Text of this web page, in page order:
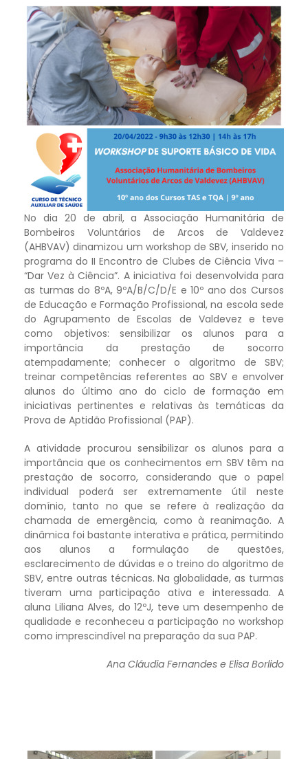
No dia 20 de abril, a Associação Humanitária de
Bombeiros Voluntários de Arcos de Valdevez
(AHBVAV) dinamizou um workshop de SBV, inserido no
programa do II Encontro de Clubes de Ciência Viva –
“Dar Vez à Ciência”. A iniciativa foi desenvolvida para
as turmas do 8ºA, 9ºA/B/C/D/E e 10º ano dos Cursos
de Educação e Formação Profissional, na escola sede
do Agrupamento de Escolas de Valdevez e teve
como objetivos: sensibilizar os alunos para a
importância da prestação de socorro
atempadamente; conhecer o algoritmo de SBV;
treinar competências referentes ao SBV e envolver
alunos do último ano do ciclo de formação em
iniciativas pertinentes e relativas às temáticas da
Prova de Aptidão Profissional (PAP).
A atividade procurou sensibilizar os alunos para a
importância que os conhecimentos em SBV têm na
prestação de socorro, considerando que o papel
individual poderá ser extremamente útil neste
domínio, tanto no que se refere à realização da
chamada de emergência, como à reanimação. A
dinâmica foi bastante interativa e prática, permitindo
aos alunos a formulação de questões,
esclarecimento de dúvidas e o treino do algoritmo de
SBV, entre outras técnicas. Na globalidade, as turmas
tiveram uma participação ativa e interessada. A
aluna Liliana Alves, do 12ºJ, teve um desempenho de
qualidade e reconheceu a participação no workshop
como imprescindível na preparação da sua PAP.
Ana Cláudia Fernandes e Elisa Borlido